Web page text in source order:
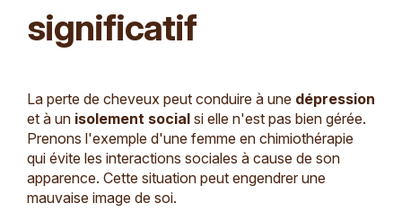
significatif
La perte de cheveux peut conduire à une dépression
et à un isolement socialsi elle n'est pas bien gérée.
Prenons l'exemple d'une femme en chimiothérapie
qui évite les interactions sociales à cause de son
apparence. Cette situation peut engendrer une
mauvaise image de soi.